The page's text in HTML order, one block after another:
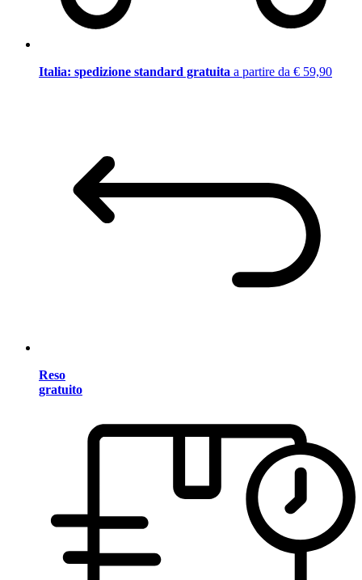
Italia: spedizione standard gratuita a partire da € 59,90
Reso
gratuito